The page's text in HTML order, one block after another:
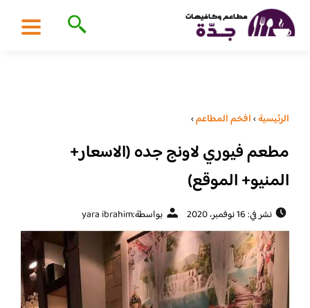
الرئيسية›افخم المطاعم›
مطعم فيوري لاونج جده (الاسعار+
المنيو+ الموقع)
نشر في: 16 نوفمبر، 2020 بواسطة:yara ibrahim